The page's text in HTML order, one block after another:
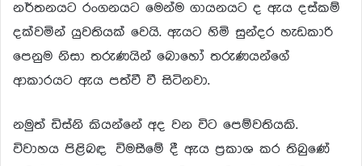
නර්තනයට රංගනයට මෙන්ම ගායනයට ද ඇය දස්කම්
දක්වමින් යුවතියක් වෙයි. ඇයට හිමි සුන්දර හැඩකාරි
පෙනුම නිසා තරුණයින් බොහෝ තරුණයන්ගේ
ආකාරයට ඇය පත්වී වී සිටිනවා.
නමුත් ඩිස්නි කියන්නේ අද වන විට පෙම්වතියකි.
විවාහය පිළිබඳ විමසීමේ දී ඇය ප්‍රකාශ කර තිබුණේ